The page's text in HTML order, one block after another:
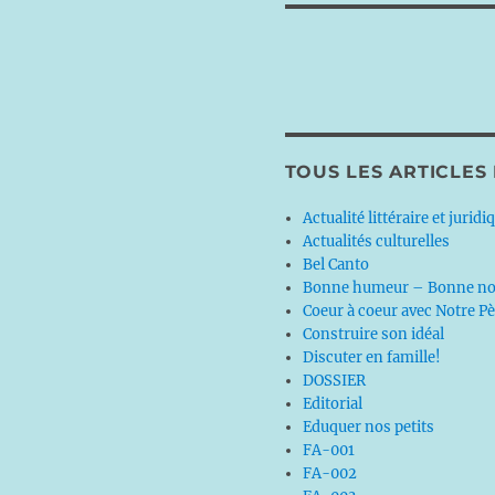
TOUS LES ARTICLES
Actualité littéraire et
Actualités culturelles
Bel Canto
Bonne humeur – Bonne
Coeur à coeur avec Notre
Construire son idéal
Discuter en famille!
DOSSIER
Editorial
Eduquer nos petits
FA-001
FA-002